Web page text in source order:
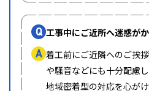
Q 工事中にご近所へ迷惑が
A 着工前にご近隣へのご挨
や騒音などにも十分配慮し
地域密着型の対応を心が